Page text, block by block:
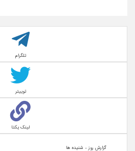
تلگرام
توییتر
لینک یکتا
گزارش روز - شنيده ها